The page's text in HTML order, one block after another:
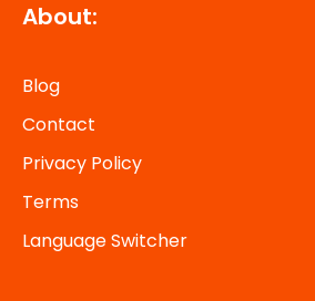
About:
Blog
Contact
Privacy Policy
Terms
Language Switcher